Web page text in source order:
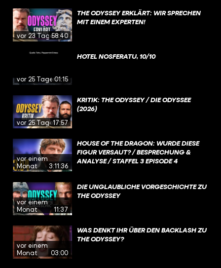
vor 23 Tagen58:40
THE ODYSSEY ERKLÄRT: WIR SPRECHEN
MIT EINEM EXPERTEN!
vor 25 Tagen01:15
HOTEL NOSFERATU, 10/10
vor 25 Tagen17:57
KRITIK: THE ODYSSEY / DIE ODYSSEE
(2026)
vor einem
Monat
3:11:36
HOUSE OF THE DRAGON: WURDE DIESE
FIGUR VERSAUT? / BESPRECHUNG &
ANALYSE / STAFFEL 3 EPISODE 4
vor einem
Monat
11:37
DIE UNGLAUBLICHE VORGESCHICHTE ZU
THE ODYSSEY
vor einem
Monat
03:00
WAS DENKT IHR ÜBER DEN BACKLASH ZU
THE ODYSSEY?